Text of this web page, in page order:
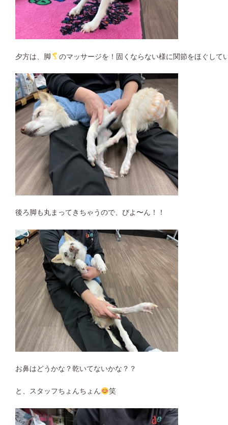
夕方は、脚 のマッサージを！固くならない様に関節をほぐして
後ろ脚も丸まってきちゃうので、びよ〜ん！！
お鼻はどうかな？乾いてないかな？？
と、スタッフちょんちょん 笑